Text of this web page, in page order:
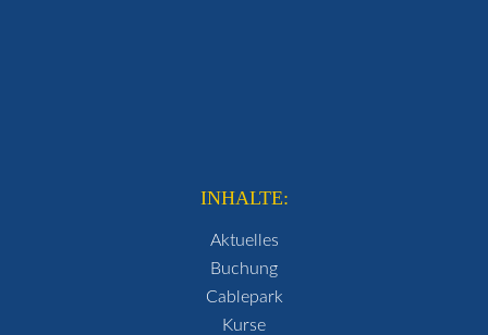
INHALTE:
Aktuelles
Buchung
Cablepark
Kurse